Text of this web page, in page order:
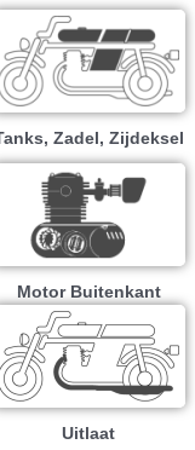
Zadel, Zijdeksel
Motor Buitenkant
Uitlaat